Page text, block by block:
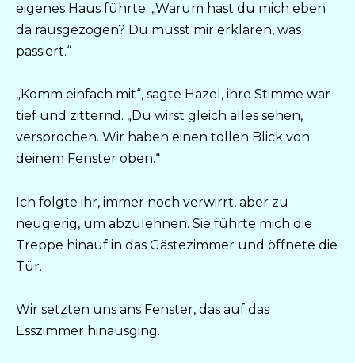
eigenes Haus führte. „Warum hast du mich eben
da rausgezogen? Du musst mir erklären, was
passiert.“
„Komm einfach mit“, sagte Hazel, ihre Stimme war
tief und zitternd. „Du wirst gleich alles sehen,
versprochen. Wir haben einen tollen Blick von
deinem Fenster oben.“
Ich folgte ihr, immer noch verwirrt, aber zu
neugierig, um abzulehnen. Sie führte mich die
Treppe hinauf in das Gästezimmer und öffnete die
Tür.
Wir setzten uns ans Fenster, das auf das
Esszimmer hinausging.